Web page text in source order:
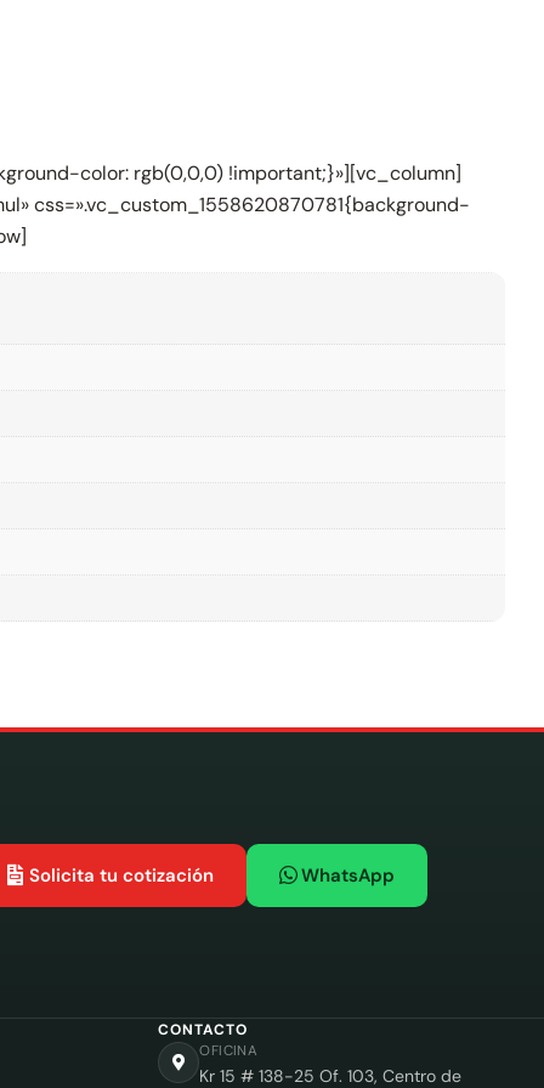
color: rgb(0,0,0) !important;}»][vc_column]
css=».vc_custom_1558620870781{background-
Solicita tu cotización WhatsApp
CONTACTO
OFICINA
Kr 15 # 138-25 Of. 103, Centro de